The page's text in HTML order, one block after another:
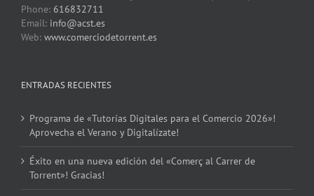
Phone: 616832711
Email: info@acst.es
Web: www.comerciodetorrent.es
ENTRADAS RECIENTES
Programa de «Tutorías Digitales para el Comercio 2026»!
Aprovecha el Verano y Digitalízate!
Éxito en una nueva edición del «Comerç al Carrer de
Torrent»! Gracias!